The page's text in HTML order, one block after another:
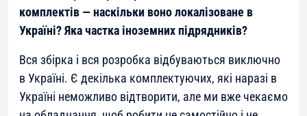
комплектів — наскільки воно локалізоване в
Україні? Яка частка іноземних підрядників?
Вся збірка і вся розробка відбуваються виключно
в Україні. Є декілька комплектуючих, які наразі в
Україні неможливо відтворити, але ми вже чекаємо